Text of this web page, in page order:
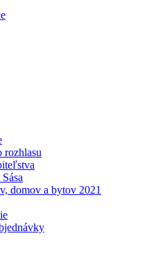
rozhlasu
domov a bytov 2021